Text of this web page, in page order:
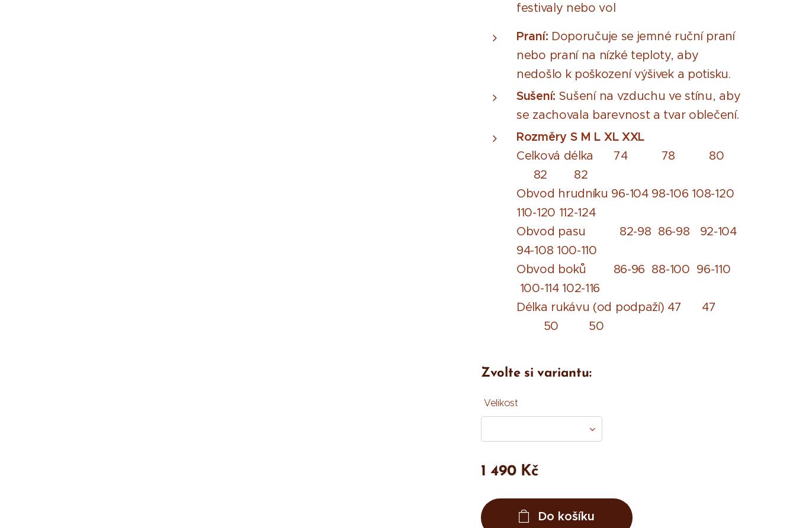
festivaly nebo vol
Praní: Doporučuje se jemné ruční praní
nebo praní na nízké teploty, aby
nedošlo k poškození výšivek a potisku.
Sušení: Sušení na vzduchu ve stínu, aby
se zachovala barevnost a tvar oblečení.
Rozměry S M L XL XXL
Celková délka 74 78 80
82 82
Obvod hrudníku 96-104 98-106 108-120
110-120 112-124
Obvod pasu 82-98 86-98 92-104
94-108 100-110
Obvod boků 86-96 88-100 96-110
100-114 102-116
Délka rukávu (od podpaží) 47 47
50 50
Zvolte si variantu:
Velikost
1 490Kč
Do košíku